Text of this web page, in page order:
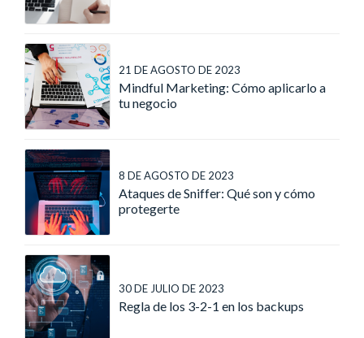
21 DE AGOSTO DE 2023
Mindful Marketing: Cómo aplicarlo a
tu negocio
8 DE AGOSTO DE 2023
Ataques de Sniffer: Qué son y cómo
protegerte
30 DE JULIO DE 2023
Regla de los 3-2-1 en los backups